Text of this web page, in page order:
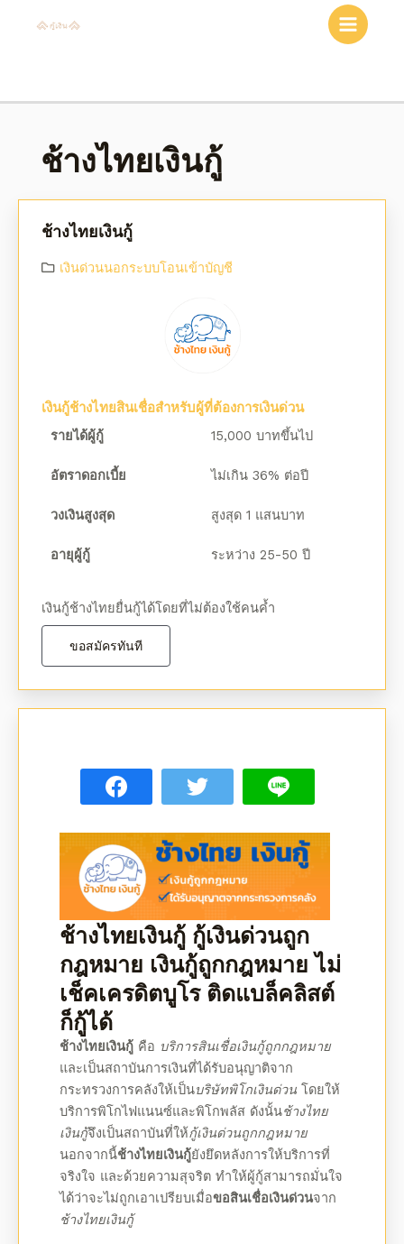
ช้างไทยเงินกู้
ช้างไทยเงินกู้
เงินด่วนนอกระบบโอนเข้าบัญชี
เงินกู้ช้างไทยสินเชื่อสำหรับผู้ที่ต้องการเงินด่วน
รายได้ผู้กู้ 15,000 บาทขึ้นไป
อัตราดอกเบี้ย ไม่เกิน 36% ต่อปี
วงเงินสูงสุด สูงสุด 1 แสนบาท
อายุผู้กู้ ระหว่าง 25-50 ปี
เงินกู้ช้างไทยยื่นกู้ได้โดยที่ไม่ต้องใช้คนค้ำ
ขอสมัครทันที
ช้างไทยเงินกู้ กู้เงินด่วนถูก
กฎหมาย เงินกู้ถูกกฎหมายไม่
เช็คเครดิตบูโร ติดแบล็คลิสต์
ก็กู้ได้
ช้างไทยเงินกู้ คือ บริการสินเชื่อเงินกู้ถูกกฎหมาย
และเป็นสถาบันการเงินที่ได้รับอนุญาติจาก
กระทรวงการคลังให้เป็นบริษัทพิโกเงินด่วน โดยให้
บริการพิโกไฟแนนซ์และพิโกพลัส ดังนั้นช้างไทย
เงินกู้จึงเป็นสถาบันที่ให้กู้เงินด่วนถูกกฎหมาย
นอกจากนี้ช้างไทยเงินกู้ยังยึดหลังการให้บริการที่
จริงใจ และด้วยความสุจริต ทำให้ผู้กู้สามารถมั่นใจ
ได้ว่าจะไม่ถูกเอาเปรียบเมื่อขอสินเชื่อเงินด่วนจาก
ช้างไทยเงินกู้